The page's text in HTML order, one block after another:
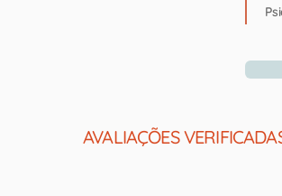
AVALIAÇÕES